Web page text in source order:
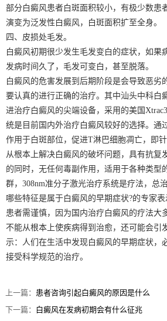
部分白癜风患者白斑面积较小，有极少数患
演变为泛发性白癜风，白斑面积扩至全身。
四、皮损处毛发。
白癜风初期很少发生毛发变白的症状，如果
发病时间久了，毛发可变白，甚至脱落。
白癜风的危害发展到后期阶段是会导致恶劣
要认真的进行正确的治疗。其中汕头中科白
进治疗白癜风的尖端设备，采用的美国
统是目前国内外治疗白癜风较好的选择。通
作用于白斑部位，促进T淋巴细胞凋亡，即
从根本上解决白癜风的破坏问题，具有抗复
的同时，无任何毒副作用，适用于各种类型
群，308nm准分子激光治疗系统是疗法，总
哪些特征是属于白癜风的早期症状?的专家
患者需谨慎，因为国内治疗白癜风的疗法大
不能从根本上使疾病得到治愈，还可能会引
示：人们在生活中发现白癜风的早期症状，
接受科学规范的治疗。
上一篇： 患者咨询引起白癜风的原因是什么
下一篇： 白癜风在发病初期会有什么征兆